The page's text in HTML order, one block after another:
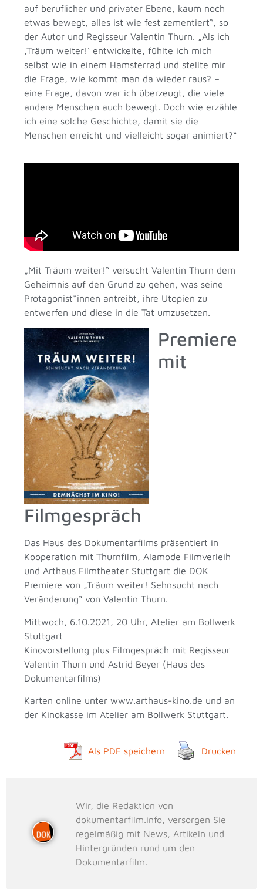
auf beruflicher und privater Ebene, kaum noch
etwas bewegt, alles ist wie fest zementiert“, so
der Autor und Regisseur Valentin Thurn. „Als ich
‚Träum weiter!‘ entwickelte, fühlte ich mich
selbst wie in einem Hamsterrad und stellte mir
die Frage, wie kommt man da wieder raus? –
eine Frage, davon war ich überzeugt, die viele
andere Menschen auch bewegt. Doch wie erzähle
ich eine solche Geschichte, damit sie die
Menschen erreicht und vielleicht sogar animiert?“
„Mit Träum weiter!“ versucht Valentin Thurn dem
Geheimnis auf den Grund zu gehen, was seine
Protagonist*innen antreibt, ihre Utopien zu
entwerfen und diese in die Tat umzusetzen.
Premiere
mit
Filmgespräch
Das Haus des Dokumentarfilms präsentiert in
Kooperation mit Thurnfilm, Alamode Filmverleih
und Arthaus Filmtheater Stuttgart die DOK
Premiere von „Träum weiter! Sehnsucht nach
Veränderung“ von Valentin Thurn.
Mittwoch, 6.10.2021, 20 Uhr, Atelier am Bollwerk
Stuttgart
Kinovorstellung plus Filmgespräch mit Regisseur
Valentin Thurn und Astrid Beyer (Haus des
Dokumentarfilms)
Karten online unter www.arthaus-kino.de und an
der Kinokasse im Atelier am Bollwerk Stuttgart.
Als PDF speichern Drucken
Wir, die Redaktion von
dokumentarfilm.info, versorgen Sie
regelmäßig mit News, Artikeln und
Hintergründen rund um den
Dokumentarfilm.